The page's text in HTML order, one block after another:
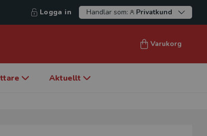
Logga in Handlar som: Privatkund
Varukorg
Aktuellt